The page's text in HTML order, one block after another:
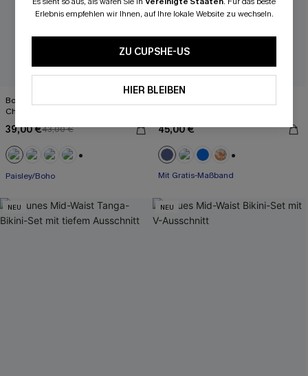
Boho-Bikini-Top mit Muschelnaht &
Cheeky Bikinihose
39,00 €43,00 €
Paisley/Boho
45,00 €
+2
Mit Gratis-Maßband
High waist
NEU NEU
Erlebnis empfehlen wir Ihnen, auf Ihre lokale Website zu wechseln.
ZU CUPSHE-US
HIER BLEIBEN